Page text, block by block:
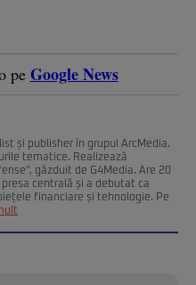
pe Google News
și publisher în grupul ArcMedia,
tematice. Realizează
găzduit de G4Media. Are 20
centrală și a debutat ca
financiare și tehnologie. Pe